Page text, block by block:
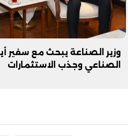
وزير الصناعة يبحث مع سفير
الصناعي وجذب الاستثمارات